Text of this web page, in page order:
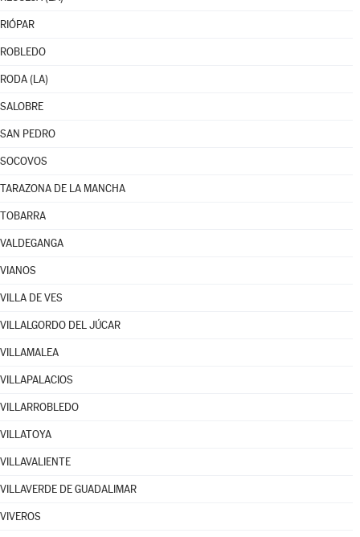
RIÓPAR
ROBLEDO
RODA (LA)
SALOBRE
SAN PEDRO
SOCOVOS
TARAZONA DE LA MANCHA
TOBARRA
VALDEGANGA
VIANOS
VILLA DE VES
VILLALGORDO DEL JÚCAR
VILLAMALEA
VILLAPALACIOS
VILLARROBLEDO
VILLATOYA
VILLAVALIENTE
VILLAVERDE DE GUADALIMAR
VIVEROS